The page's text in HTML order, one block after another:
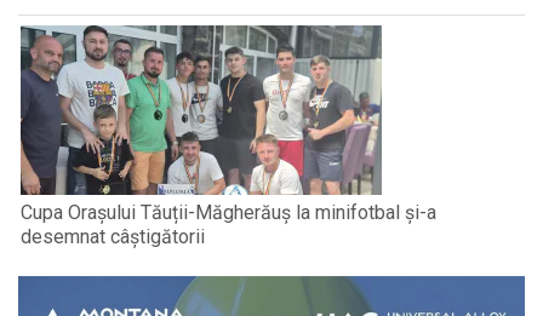
Cupa Orașului Tăuții-Măgherăuș la minifotbal și-a
desemnat câștigătorii